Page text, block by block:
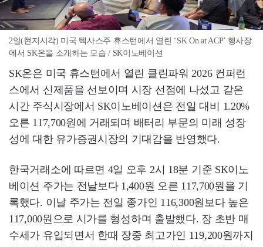
2일(현지시각) 미국 텍사스주 휴스턴에서 열린 ‘SK On at ACP’ 행사장
에서 SK온을 소개하는 모습 / SK이노베이션
SK온은 미국 휴스턴에서 열린 클린파워 2026 컨퍼런
스에서 신제품을 선보이며 시장 선점에 나섰고 같은
시간 주식시장에서 SK이노베이션은 전일 대비 1.20%
오른 117,700원에 거래되며 배터리 부문의 미래 성장
성에 대한 유가증권시장의 기대감을 반영했다.
한국거래소에 따르면 4일 오후 2시 18분 기준 SK이노
베이션 주가는 전날보다 1,400원 오른 117,700원을 기
록했다. 이날 주가는 전일 종가인 116,300원보다 높은
117,000원으로 시가를 형성하며 출발했다. 장 초반 매
수세가 유입되면서 한때 장중 최고가인 119,200원까지